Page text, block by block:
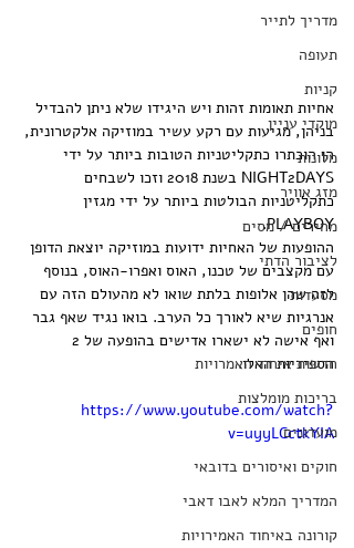
מדריך לתייר
תעופה
קניות
מוקדי עניין
מלונות
מזג אוויר
מחירים / מסים
לציבור הדתי
מסעדות
חופים
חדשות איחוד האמרויות
בריכות מומלצות
מועדונים
חוקים ואיסורים בדובאי
המדריך המלא לאבו דאבי
קורונה באיחוד האמירויות
אחיות תאומות זהות ויש היגידו שלא ניתן להבדיל
בניהן, מגיעות עם רקע עשיר במוזיקה אלקטרונית,
הן הוכתרו כתקליטניות הטובות ביותר על ידי
NIGHT2DAYS בשנת 2018 וזכו לשבחים
כתקליטניות הבולטות ביותר על ידי מגזין
PLAYBOY.
ההופעות של האחיות ידועות במוזיקה יוצאת הדופן
עם מקצבים של טכנו, האוס ואפרו-האוס, בנוסף
לזה שהן אלופות בלתת שואו לא מהעולם הזה עם
אנרגיות שיא לאורך כל הערב. בואו נגיד שאף גבר
הספידיות האלו.
https://www.youtube.com/watch?
v=uyyLCctkYIA